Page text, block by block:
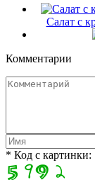
Салат с
Комментарии
* Код с картинки: